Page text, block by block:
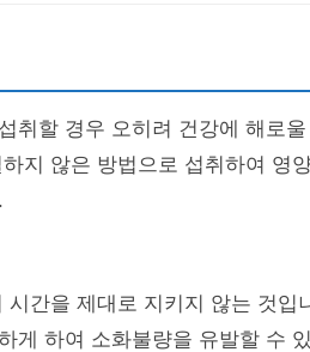
취할 경우 오히려 건강에 해로울
지 않은 방법으로 섭취하여 영
간을 제대로 지키지 않는 것입
게 하여 소화불량을 유발할 수